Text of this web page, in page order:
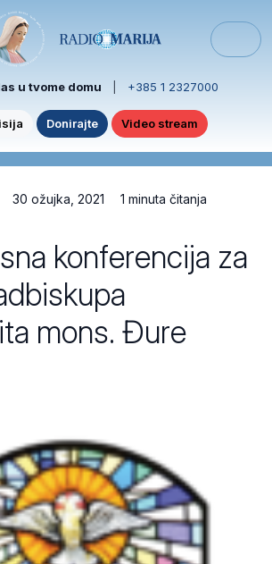
u tvome domu +385 1 2327000
Donirajte Video stream
30 ožujka, 2021 1 minuta čitanja
konferencija za
mons. Đure